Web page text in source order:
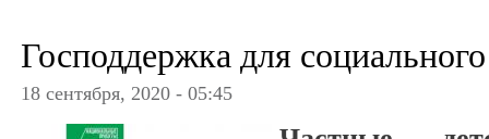
Господдержка для
18 сентября, 2020 - 05:45